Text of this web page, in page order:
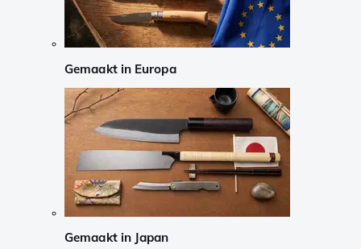
Gemaakt in Europa
Gemaakt in Japan